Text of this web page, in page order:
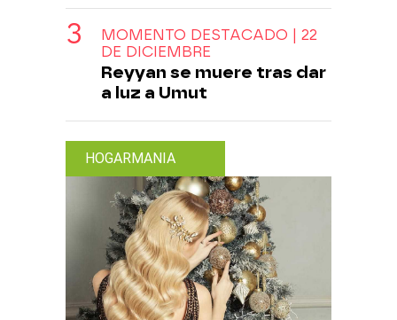
MOMENTO DESTACADO | 22
DE DICIEMBRE
Reyyan se muere tras dar
a luz a Umut
HOGARMANIA